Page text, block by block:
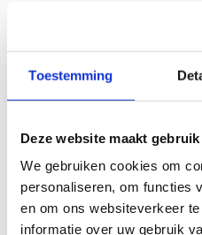
Toestemming
Deze website maakt
We gebruiken cookies om
personaliseren, om functies
en om ons websiteverkeer
informatie over uw gebruik
Wist je dat er in elke
dienst Vrije tijd bestaat die
ook een sportaanbod op
Meestal zijn er verschillende
zijn tempo kan deelnemen.